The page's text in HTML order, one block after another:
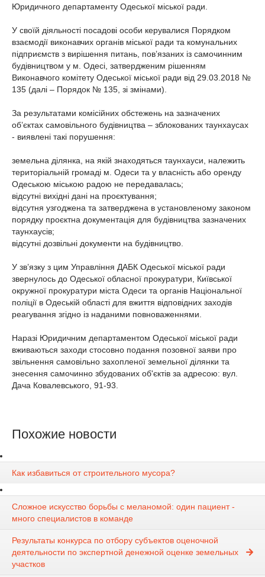
Юридичного департаменту Одеської міської ради.
У своїй діяльності посадові особи керувалися Порядком
взаємодії виконавчих органів міської ради та комунальних
підприємств з вирішення питань, пов’язаних із самочинним
будівництвом у м. Одесі, затвердженим рішенням
Виконавчого комітету Одеської міської ради від 29.03.2018 №
135 (далі – Порядок № 135, зі змінами).
За результатами комісійних обстежень на зазначених
об’єктах самовільного будівництва – зблокованих таунхаусах
- виявлені такі порушення:
земельна ділянка, на якій знаходяться таунхауси, належить
територіальній громаді м. Одеси та у власність або оренду
Одеською міською радою не передавалась;
відсутні вихідні дані на проєктування;
відсутня узгоджена та затверджена в установленому законом
порядку проєктна документація для будівництва зазначених
таунхаусів;
відсутні дозвільні документи на будівництво.
У зв’язку з цим Управління ДАБК Одеської міської ради
звернулось до Одеської обласної прокуратури, Київської
окружної прокуратури міста Одеси та органів Національної
поліції в Одеській області для вжиття відповідних заходів
реагування згідно із наданими повноваженнями.
Наразі Юридичним департаментом Одеської міської ради
вживаються заходи стосовно подання позовної заяви про
звільнення самовільно захопленої земельної ділянки та
знесення самочинно збудованих об'єктів за адресою: вул.
Дача Ковалевського, 91-93.
Похожие новости
Как избавиться от строительного мусора?
Сложное искусство борьбы с меланомой: один пациент -
много специалистов в команде
Результаты конкурса по отбору субъектов оценочной
деятельности по экспертной денежной оценке земельных
участков